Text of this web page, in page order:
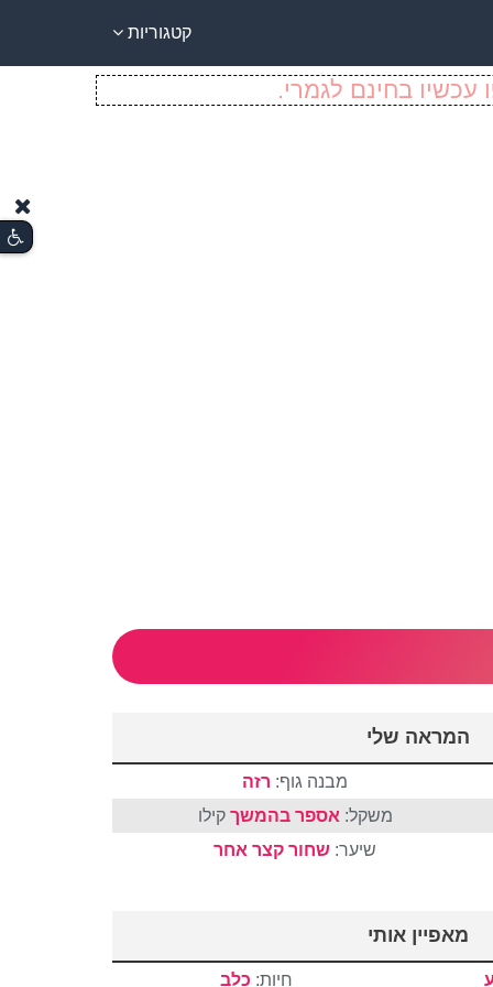
קטגוריות
בחינם לגמרי.
המראה שלי
מבנה גוף: רזה
משקל: אספר בהמשך קילו
שיער: שחור קצר אחר
מאפיין אותי
חיות: כלב